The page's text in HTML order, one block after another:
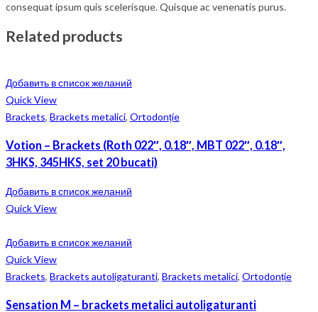
consequat ipsum quis scelerisque. Quisque ac venenatis purus.
Related products
Добавить в список желаний
Quick View
Brackets, Brackets metalici, Ortodonție
Votion – Brackets (Roth 022″, 0.18″, MBT 022″, 0.18″,
3HKS, 345HKS, set 20 bucati)
Добавить в список желаний
Quick View
Добавить в список желаний
Quick View
Brackets, Brackets autoligaturanti, Brackets metalici, Ortodonție
Sensation M – brackets metalici autoligaturanti